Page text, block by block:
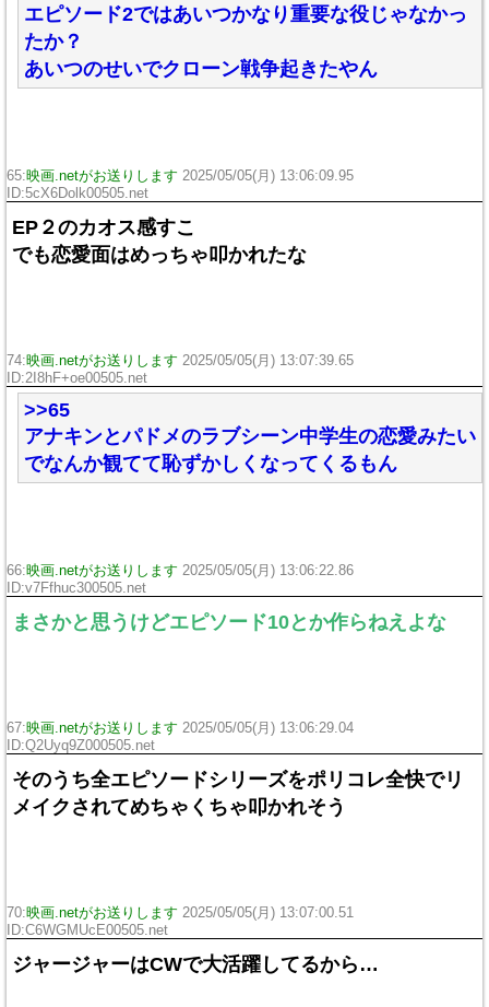
エピソード2ではあいつかなり重要な役じゃなかっ
たか？
あいつのせいでクローン戦争起きたやん
65:映画.netがお送りします 2025/05/05(月) 13:06:09.95
ID:5cX6Dolk00505.net
EP２のカオス感すこ
でも恋愛面はめっちゃ叩かれたな
74:映画.netがお送りします 2025/05/05(月) 13:07:39.65
ID:2I8hF+oe00505.net
>>65
アナキンとパドメのラブシーン中学生の恋愛みたい
でなんか観てて恥ずかしくなってくるもん
66:映画.netがお送りします 2025/05/05(月) 13:06:22.86
ID:v7Ffhuc300505.net
まさかと思うけどエピソード10とか作らねえよな
67:映画.netがお送りします 2025/05/05(月) 13:06:29.04
ID:Q2Uyq9Z000505.net
そのうち全エピソードシリーズをポリコレ全快でリ
メイクされてめちゃくちゃ叩かれそう
70:映画.netがお送りします 2025/05/05(月) 13:07:00.51
ID:C6WGMUcE00505.net
ジャージャーはCWで大活躍してるから…